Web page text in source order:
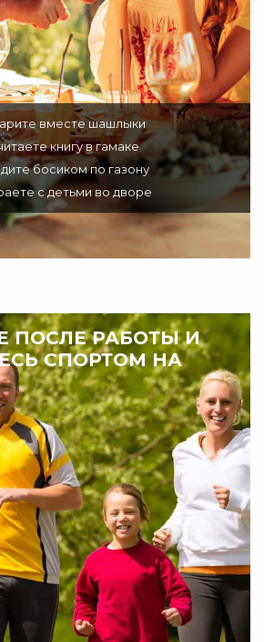
вместе шашлыки
книгу в гамаке
босиком по газону
с детьми во дворе
ПОСЛЕ РАБОТЫ И
СПОРТОМ НА